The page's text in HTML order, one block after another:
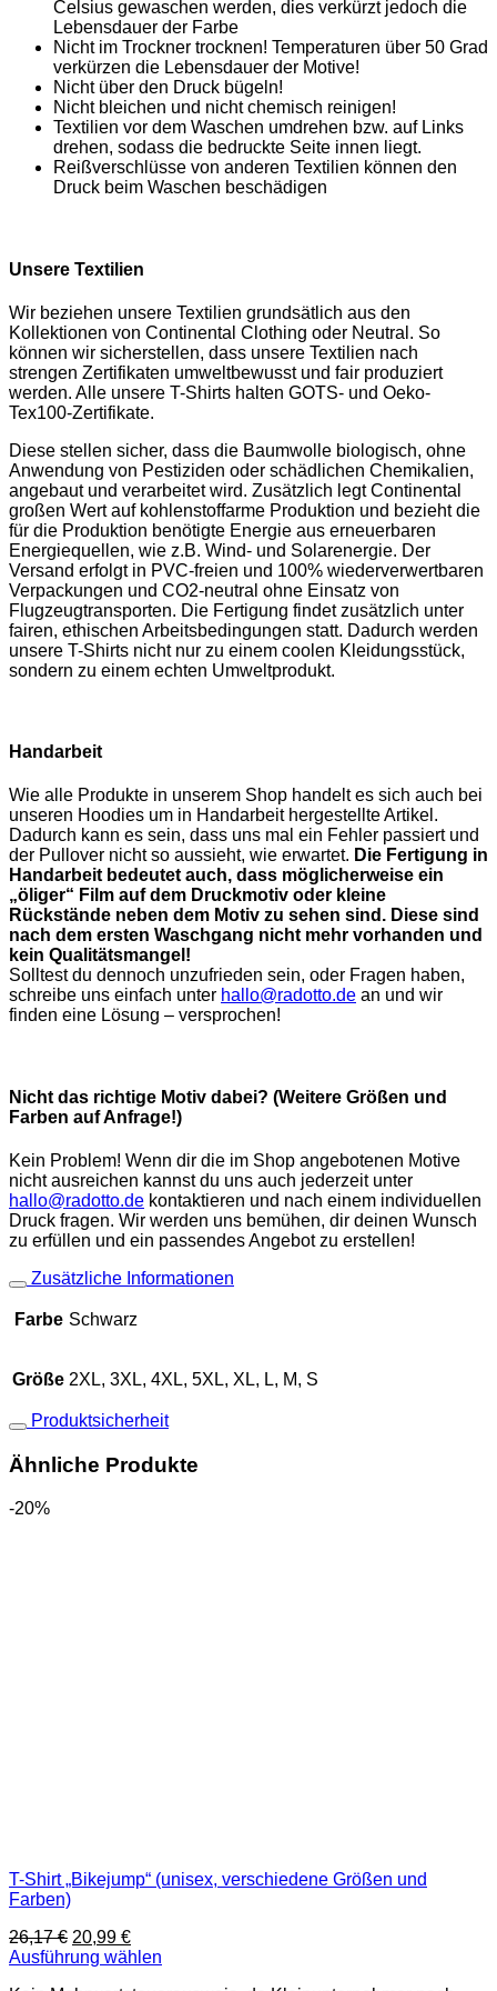
Celsius gewaschen werden, dies verkürzt jedoch die
Lebensdauer der Farbe
Nicht im Trockner trocknen! Temperaturen über 50 Grad
verkürzen die Lebensdauer der Motive!
Nicht über den Druck bügeln!
Nicht bleichen und nicht chemisch reinigen!
Textilien vor dem Waschen umdrehen bzw. auf Links
drehen, sodass die bedruckte Seite innen liegt.
Reißverschlüsse von anderen Textilien können den
Druck beim Waschen beschädigen
Unsere Textilien
Wir beziehen unsere Textilien grundsätlich aus den
Kollektionen von Continental Clothing oder Neutral. So
können wir sicherstellen, dass unsere Textilien nach
strengen Zertifikaten umweltbewusst und fair produziert
werden. Alle unsere T-Shirts halten GOTS- und Oeko-
Tex100-Zertifikate.
Diese stellen sicher, dass die Baumwolle biologisch, ohne
Anwendung von Pestiziden oder schädlichen Chemikalien,
angebaut und verarbeitet wird. Zusätzlich legt Continental
großen Wert auf kohlenstoffarme Produktion und bezieht die
für die Produktion benötigte Energie aus erneuerbaren
Energiequellen, wie z.B. Wind- und Solarenergie. Der
Versand erfolgt in PVC-freien und 100% wiederverwertbaren
Verpackungen und CO2-neutral ohne Einsatz von
Flugzeugtransporten. Die Fertigung findet zusätzlich unter
fairen, ethischen Arbeitsbedingungen statt. Dadurch werden
unsere T-Shirts nicht nur zu einem coolen Kleidungsstück,
sondern zu einem echten Umweltprodukt.
Handarbeit
Wie alle Produkte in unserem Shop handelt es sich auch bei
unseren Hoodies um in Handarbeit hergestellte Artikel.
Dadurch kann es sein, dass uns mal ein Fehler passiert und
der Pullover nicht so aussieht, wie erwartet. Die Fertigung in
Handarbeit bedeutet auch, dass möglicherweise ein
„öliger“ Film auf dem Druckmotiv oder kleine
Rückstände neben dem Motiv zu sehen sind. Diese sind
nach dem ersten Waschgang nicht mehr vorhanden und
kein Qualitätsmangel!
Solltest du dennoch unzufrieden sein, oder Fragen haben,
schreibe uns einfach unter hallo@radotto.de an und wir
finden eine Lösung – versprochen!
Nicht das richtige Motiv dabei? (Weitere Größen und
Farben auf Anfrage!)
Kein Problem! Wenn dir die im Shop angebotenen Motive
nicht ausreichen kannst du uns auch jederzeit unter
hallo@radotto.de kontaktieren und nach einem individuellen
Druck fragen. Wir werden uns bemühen, dir deinen Wunsch
zu erfüllen und ein passendes Angebot zu erstellen!
Zusätzliche Informationen
Farbe Schwarz
Größe 2XL, 3XL, 4XL, 5XL, XL, L, M, S
Produktsicherheit
Ähnliche Produkte
-20%
T-Shirt „Bikejump“ (unisex, verschiedene Größen und
Farben)
26,17€ Ursprünglicher
Preis
20,99 €Aktueller
Preis
Ausführung wählen